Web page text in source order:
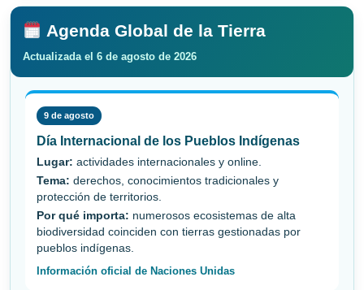
Agenda Global de la Tierra
Actualizada el 6 de agosto de 2026
9 de agosto
Día Internacional de los Pueblos Indígenas
Lugar: actividades internacionales y online.
Tema: derechos, conocimientos tradicionales y
protección de territorios.
Por qué importa: numerosos ecosistemas de alta
biodiversidad coinciden con tierras gestionadas por
pueblos indígenas.
Información oficial de Naciones Unidas